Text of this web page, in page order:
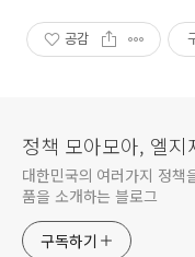
공감
정책 모아모아, 엘지
대한민국의 여러가지 정책
품을 소개하는 블로그
구독하기